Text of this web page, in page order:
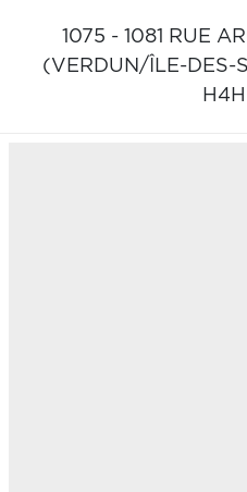
1075 - 1081 RUE
(VERDUN/ÎLE-DES-